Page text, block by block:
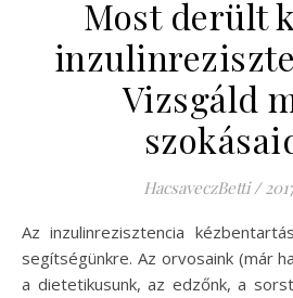
Most derült
Vizsgáld
HacsaveczBetti /
Az inzulinrezisztencia kézbentartásában sokan vannak a
segítségünkre. Az orvosaink (már
a dietetikusunk, az edzőnk, a